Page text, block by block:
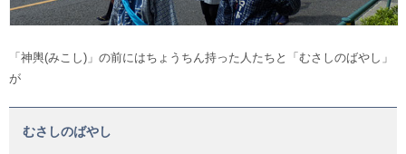
「神輿(みこし)」の前にはちょうちん持った人たちと「むさしのばやし」
が
むさしのばやし